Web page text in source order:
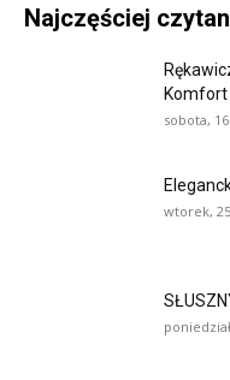
Najczęściej
Komfort
sobota,
wtorek,